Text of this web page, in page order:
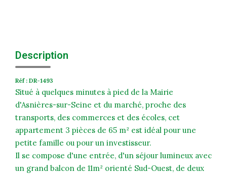
Extranet Syndic Et Gestion Locative
Description
Réf : DR-1493
Situé à quelques minutes à pied de la Mairie
d'Asnières-sur-Seine et du marché, proche des
transports, des commerces et des écoles, cet
appartement 3 pièces de 65 m² est idéal pour une
petite famille ou pour un investisseur.
Il se compose d'une entrée, d'un séjour lumineux avec
un grand balcon de 11m² orienté Sud-Ouest, de deux